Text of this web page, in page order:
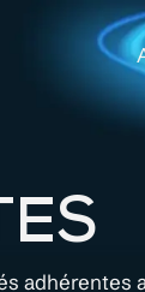
adhérentes